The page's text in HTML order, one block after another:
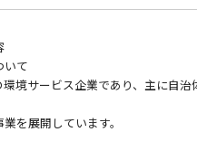
いて
境サービス企業であり、主に自
を展開しています。